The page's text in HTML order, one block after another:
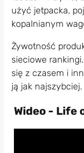
użyć jetpacka,
kopalnianym
Żywotność
sieciowe
się z czasem i
ją jak najszybciej.
Wideo - Life